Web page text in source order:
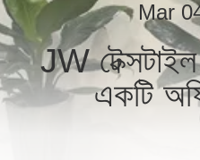
নিয়ন্ত্রণ
আমাদের
সাথে
Mar
JW
একটি